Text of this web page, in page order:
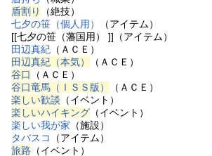
盾割り
（絶技）
七夕の笹（個人用）
（アイテム）
[[七夕の笹（藩国用） ]]（アイテム）
田辺真紀 （ＡＣＥ）
田辺真紀（本気）
（ＡＣＥ）
谷口
（ＡＣＥ）
谷口竜馬（ＩＳＳ版）
（ＡＣＥ）
楽しい歓談 （イベント）
楽しいハイキング （イベント）
楽しい我が家 （施設）
タバスコ
（アイテム）
旅路 （イベント）